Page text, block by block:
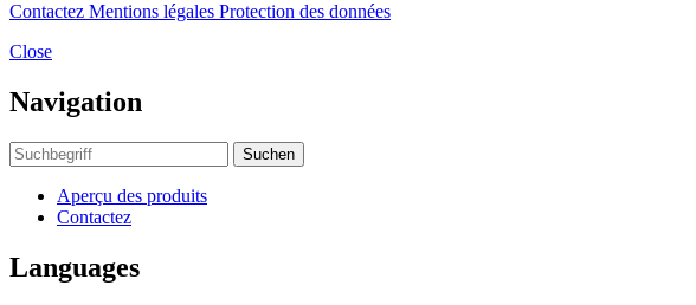
Contactez Mentions légales Protection des données
Close
Navigation
Suchen
Aperçu des produits
Contactez
Languages